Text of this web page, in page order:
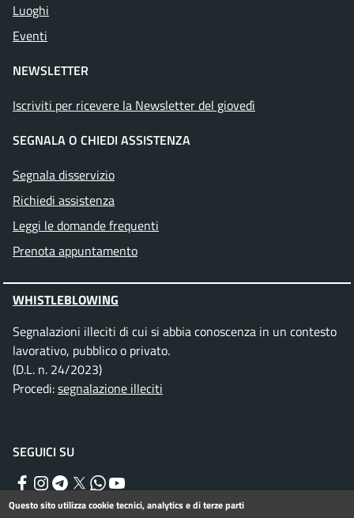
Luoghi
Eventi
NEWSLETTER
Iscriviti per ricevere la Newsletter del giovedì
SEGNALA O CHIEDI ASSISTENZA
Segnala disservizio
Richiedi assistenza
Leggi le domande frequenti
Prenota appuntamento
WHISTLEBLOWING
Segnalazioni illeciti di cui si abbia conoscenza in un contesto
lavorativo, pubblico o privato.
(D.L. n. 24/2023)
Procedi:segnalazione illeciti
SEGUICI SU
Facebook
Instagram
Telegram
TwitterWhatsApp
Questo sito utilizza cookie tecnici, analytics e di terze parti